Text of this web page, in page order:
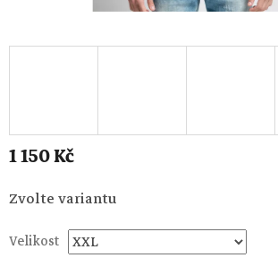
1 150 Kč
Měrná
cena:
Zvolte variantu
Velikost